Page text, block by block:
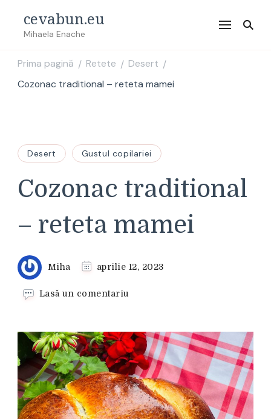
cevabun.eu
Mihaela Enache
Prima pagină / Retete / Desert /
Cozonac traditional – reteta mamei
Desert Gustul copilariei
Cozonac traditional
– reteta mamei
Miha aprilie 12, 2023
Lasă un comentariu
–
reteta
mamei